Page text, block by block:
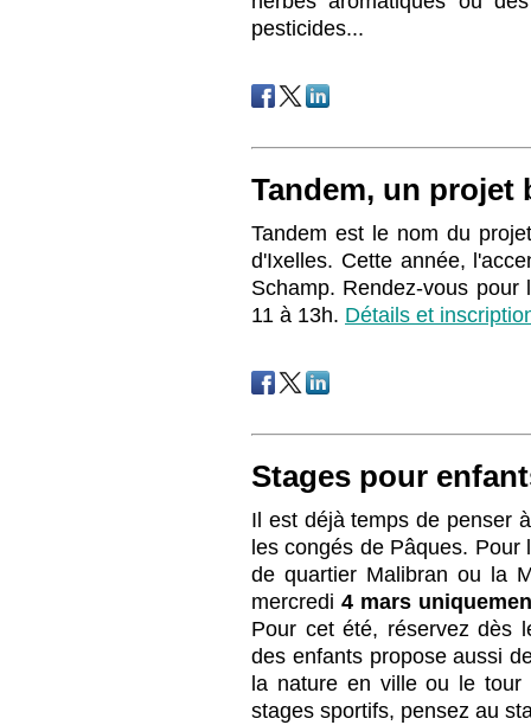
pesticides...
Tandem, un projet
Tandem est le nom du
d'Ixelles. Cette année,
Schamp. Rendez-vous
11 à 13h. Détails et
Stages pour
Il est déjà temps de penser
les congés de Pâques. Pour
de quartier Malibran ou la
mercredi 4 mars
Pour cet été, réservez dès
des enfants propose aussi
la nature en ville ou le tour
stages sportifs, pensez au